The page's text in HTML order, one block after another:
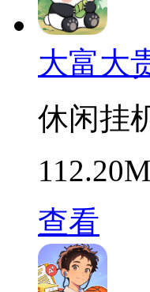
大富大
休闲挂
112.20M
查看